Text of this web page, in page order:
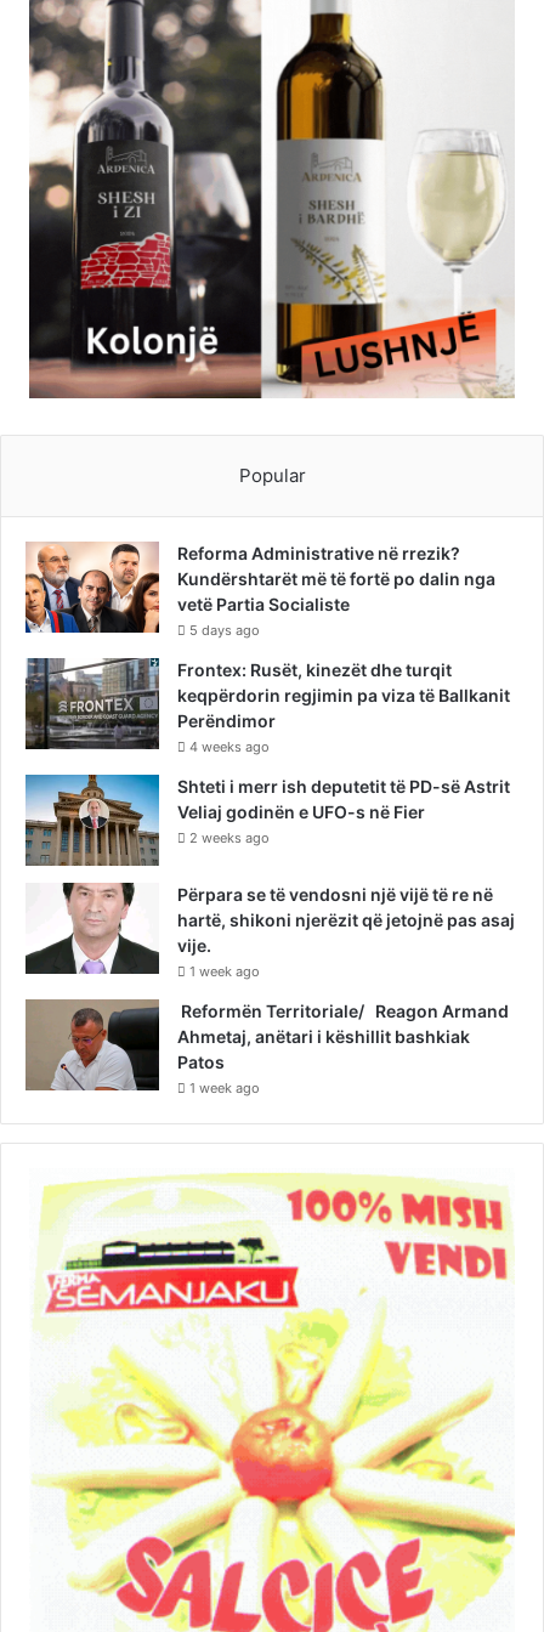
Popular
Reforma Administrative në rrezik?
Kundërshtarët më të fortë po dalin nga
vetë Partia Socialiste
5 days ago
Frontex: Rusët, kinezët dhe turqit
keqpërdorin regjimin pa viza të Ballkanit
Perëndimor
4 weeks ago
Shteti i merr ish deputetit të PD-së Astrit
Veliaj godinën e UFO-s në Fier
2 weeks ago
Përpara se të vendosni një vijë të re në
hartë, shikoni njerëzit që jetojnë pas asaj
vije.
1 week ago
Reformën Territoriale/ Reagon Armand
Ahmetaj, anëtari i këshillit bashkiak
Patos
1 week ago